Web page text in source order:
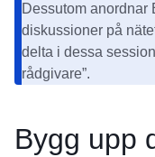
Dessutom anordnar
diskussioner på
delta i dessa
rådgivare”.
Bygg upp